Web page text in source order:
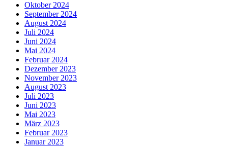
Oktober 2024
September 2024
August 2024
Juli 2024
Juni 2024
Mai 2024
Februar 2024
Dezember 2023
November 2023
August 2023
Juli 2023
Juni 2023
Mai 2023
März 2023
Februar 2023
Januar 2023